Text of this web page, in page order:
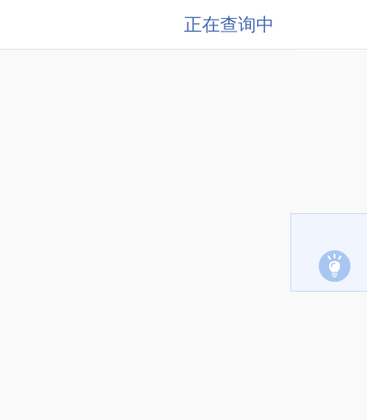
正在查询中